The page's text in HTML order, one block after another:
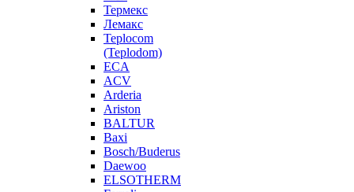
Термекс
Лемакс
Teplocom
(Teplodom)
ECA
ACV
Arderia
Ariston
BALTUR
Baxi
Bosch/Buderus
Daewoo
ELSOTHERM